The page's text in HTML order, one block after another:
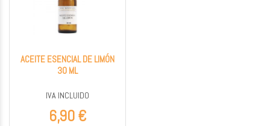
ACEITE ESENCIAL DE LIMÓN
30 ML
IVA INCLUIDO
6,90 €